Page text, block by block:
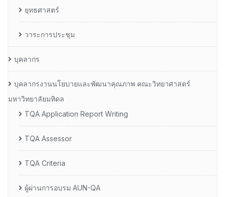
ยุทธศาสตร์
วาระการประชุม
บุคลากร
บุคลากรงานนโยบายและพัฒนาคุณภาพ คณะวิทยาศาสตร์
มหาวิทยาลัยมหิดล
TQA Application Report Writing
TQA Assessor
TQA Criteria
ผู้ผ่านการอบรม AUN-QA